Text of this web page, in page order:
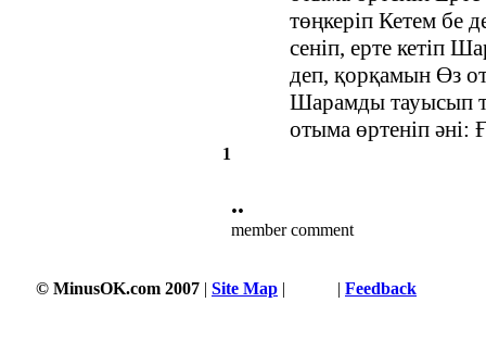
төңкеріп Кетем бе
сеніп, ерте кетіп
деп, қорқамын Өз
Шарамды тауысып
отыма өртеніп әні:
1
••
member comment
© MinusOK.com 2007 | Site Map | | Feedback